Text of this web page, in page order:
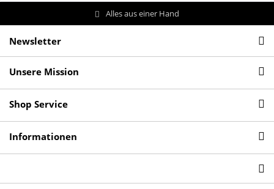
Alles aus einer Hand
Newsletter
Unsere Mission
Shop Service
Informationen